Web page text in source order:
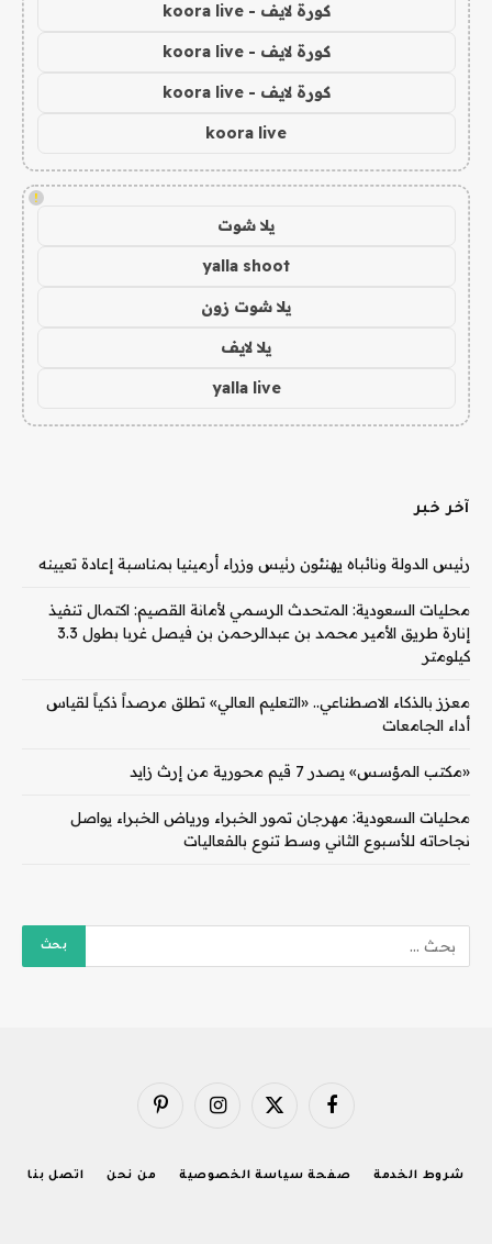
كورة لايف - koora live
كورة لايف - koora live
كورة لايف - koora live
koora live
!
يلا شوت
yalla shoot
يلا شوت زون
يلا لايف
yalla live
آخر خبر
رئيس الدولة ونائباه يهنئون رئيس وزراء أرمينيا بمناسبة إعادة تعيينه
محليات السعودية: المتحدث الرسمي لأمانة القصيم: اكتمال تنفيذ
إنارة طريق الأمير محمد بن عبدالرحمن بن فيصل غربا بطول 3.3
كيلومتر
معزز بالذكاء الاصطناعي.. «التعليم العالي» تطلق مرصداً ذكياً لقياس
أداء الجامعات
«مكتب المؤسس» يصدر 7 قيم محورية من إرث زايد
محليات السعودية: مهرجان تمور الخبراء ورياض الخبراء يواصل
نجاحاته للأسبوع الثاني وسط تنوع بالفعاليات
فيسبوك X
الانستغرامبينتيريست
شروط الخدمة صفحة سياسة الخصوصية من نحن اتصل بنا